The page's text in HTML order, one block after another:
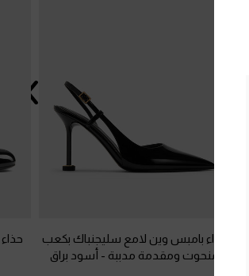
حذاء بامبس وين لامع سليجنباك بكعب
منحوت ومقدمة مدببة - أسود براق
حذاء